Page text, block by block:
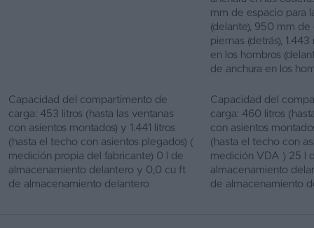
mm de espacio para
(delante), 950 mm de
piernas (detrás),
en los hombros
de anchura en los
Capacidad del compartimento de
carga: 453 litros (hasta las ventanas
con asientos montados) y 1.441 litros
(hasta el techo con asientos plegados) (
medición propia del fabricante) 0 l de
almacenamiento delantero y 0,0 cu ft
de almacenamiento delantero
Capacidad del
carga: 460 litros
con asientos
(hasta el techo con
medición VDA ) 25 l
almacenamiento
de almacenamiento